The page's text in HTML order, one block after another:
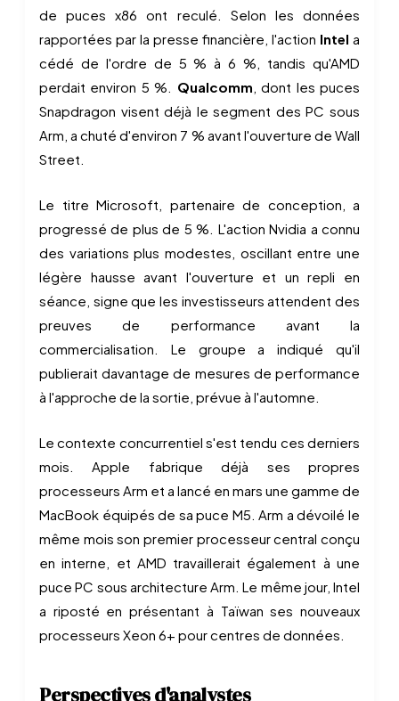
de puces x86 ont reculé. Selon les données
rapportées par la presse financière, l'action Intel a
cédé de l'ordre de 5 % à 6 %, tandis qu'AMD
perdait environ 5 %. Qualcomm, dont les puces
Snapdragon visent déjà le segment des PC sous
Arm, a chuté d'environ 7 % avant l'ouverture de Wall
Street.
Le titre Microsoft, partenaire de conception, a
progressé de plus de 5 %. L'action Nvidia a connu
des variations plus modestes, oscillant entre une
légère hausse avant l'ouverture et un repli en
séance, signe que les investisseurs attendent des
preuves de performance avant la
commercialisation. Le groupe a indiqué qu'il
publierait davantage de mesures de performance
à l'approche de la sortie, prévue à l'automne.
Le contexte concurrentiel s'est tendu ces derniers
mois. Apple fabrique déjà ses propres
processeurs Arm et a lancé en mars une gamme de
MacBook équipés de sa puce M5. Arm a dévoilé le
même mois son premier processeur central conçu
en interne, et AMD travaillerait également à une
puce PC sous architecture Arm. Le même jour, Intel
a riposté en présentant à Taïwan ses nouveaux
processeurs Xeon 6+ pour centres de données.
Perspectives d'analystes